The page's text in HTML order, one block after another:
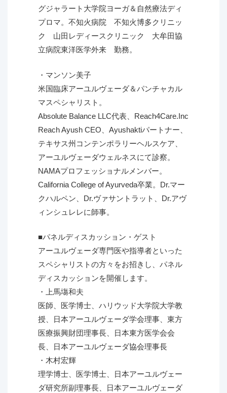
グジャラート大学院ヨーガ＆自然療法ディ
プロマ。不知火病院 不知火博多クリニッ
ク 山田レディースクリニック 大牟田協
立病院東洋医学外来 勤務。
・マンソン美子
米国臨床アーユルヴェーダ＆パンチャカル
マスペシャリスト。
Absolute Balance LLC代表、Reach4Care.Inc
Reach Ayush CEO、Ayushaktiパートナー、
テキサス州コンテンポラリーヘルスケア、
アーユルヴェーダウェルネスにて診察。
NAMAプロフェッショナルメンバー。
California College of Ayurveda卒業。Dr.マー
クハルペン、Dr.ヴァサントラット、Dr.アヴ
ィンシュレレに師事。
■パネルディスカッション・ゲスト
アーユルヴェーダ専門医や指導者といった
スペシャリストの方々をお招きし、パネル
ディスカッションを開催します。
・上馬塲和夫
医師、医学博士、ハリウッド大学院大学教
授、日本アーユルヴェーダ学会理事、東方
医療振興財団理事長、日本東方医学会会
長、日本アーユルヴェーダ協会理事長
・木村宏輝
理学博士、医学博士、日本アーユルヴェー
ダ研究所副理事長、日本アーユルヴェーダ